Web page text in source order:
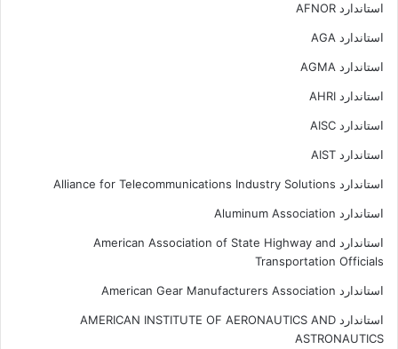
استاندارد AFNOR
استاندارد AGA
استاندارد AGMA
استاندارد AHRI
استاندارد AISC
استاندارد AIST
استاندارد Alliance for Telecommunications Industry Solutions
استاندارد Aluminum Association
استاندارد American Association of State Highway and
Transportation Officials
استاندارد American Gear Manufacturers Association
استاندارد AMERICAN INSTITUTE OF AERONAUTICS AND
ASTRONAUTICS